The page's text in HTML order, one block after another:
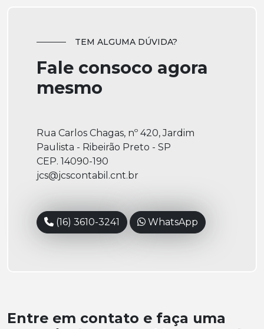
TEM ALGUMA DÚVIDA?
Fale consoco agora
mesmo
Rua Carlos Chagas, nº 420, Jardim
Paulista - Ribeirão Preto - SP
CEP. 14090-190
jcs@jcscontabil.cnt.br
(16) 3610-3241 WhatsApp
Entre em contato e faça uma